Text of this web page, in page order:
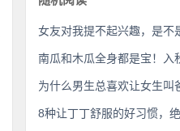
女友对我提不起兴趣，是不
南瓜和木瓜全身都是宝！入
为什么男生总喜欢让女生叫
8种让丁丁舒服的好习惯，